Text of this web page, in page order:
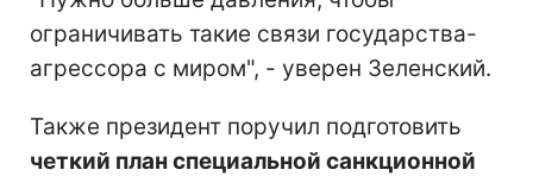
ограничивать такие связи государства-
агрессора с миром", - уверен Зеленский.
Также президент поручил подготовить
четкий план специальной санкционной